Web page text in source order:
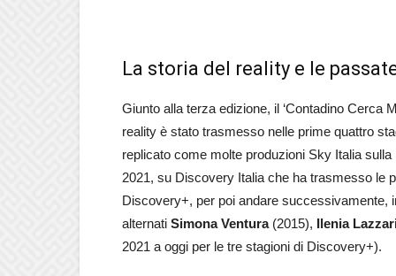
La storia del reality e le
Giunto alla terza edizione, il ‘Contadino Cerca
reality è stato trasmesso nelle prime quattro
replicato come molte produzioni Sky Italia
2021, su Discovery Italia che ha trasmesso le
Discovery+, per poi andare successivamente,
alternati Simona Ventura(2015), Ilenia
2021 a oggi per le tre stagioni di Discovery+).